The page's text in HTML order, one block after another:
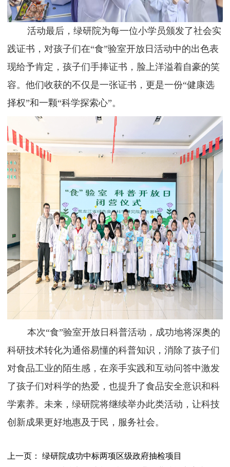
活动最后，绿研院为每一位小学员颁发了社会实
践证书，对孩子们在“食”验室开放日活动中的出色表
现给予肯定，孩子们手捧证书，脸上洋溢着自豪的笑
容。他们收获的不仅是一张证书，更是一份“健康选
择权”和一颗“科学探索心”。
本次“食”验室开放日科普活动，成功地将深奥的
科研技术转化为通俗易懂的科普知识，消除了孩子们
对食品工业的陌生感，在亲手实践和互动问答中激发
了孩子们对科学的热爱，也提升了食品安全意识和科
学素养。未来，绿研院将继续举办此类活动，让科技
创新成果更好地惠及于民，服务社会。
上一页： 绿研院成功中标两项区级政府抽检项目